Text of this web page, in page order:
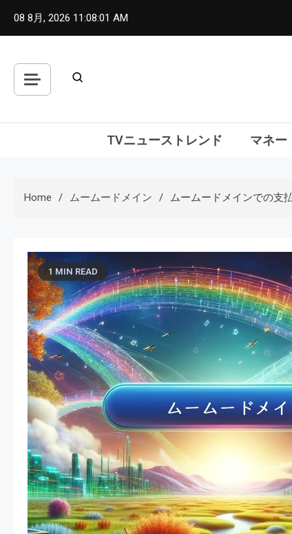
08 8月, 2026 11:08:02 AM
TVニューストレンド マネー
Home ムームードメイン ムームードメインでの支
1 MIN READ